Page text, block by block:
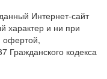
Интернет-сайт
характер и ни при
офертой,
Гражданского кодекса